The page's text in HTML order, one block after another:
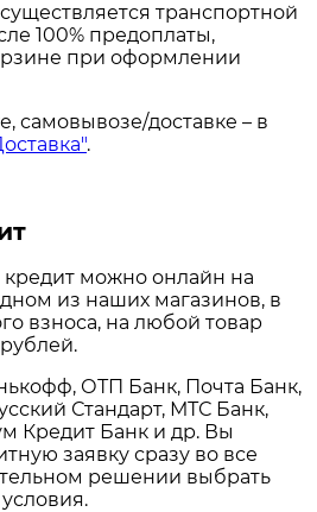
транспортной
100% предоплаты,
при оформлении
самовывозе/доставке – в
.
можно онлайн на
из наших магазинов, в
взноса, на любой товар
ОТП Банк, Почта Банк,
Стандарт, МТС Банк,
Кредит Банк и др. Вы
заявку сразу во все
решении выбрать